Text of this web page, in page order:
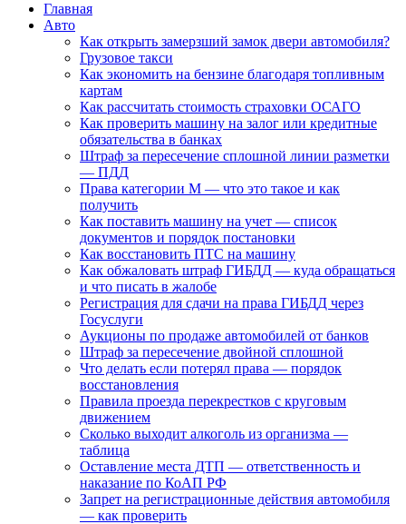
Главная
Авто
Как открыть замерзший замок двери автомобиля?
Грузовое такси
Как экономить на бензине благодаря топливным
картам
Как рассчитать стоимость страховки ОСАГО
Как проверить машину на залог или кредитные
обязательства в банках
Штраф за пересечение сплошной линии разметки
— ПДД
Права категории М — что это такое и как
получить
Как поставить машину на учет — список
документов и порядок постановки
Как восстановить ПТС на машину
Как обжаловать штраф ГИБДД — куда обращаться
и что писать в жалобе
Регистрация для сдачи на права ГИБДД через
Госуслуги
Аукционы по продаже автомобилей от банков
Штраф за пересечение двойной сплошной
Что делать если потерял права — порядок
восстановления
Правила проезда перекрестков с круговым
движением
Сколько выходит алкоголь из организма —
таблица
Оставление места ДТП — ответственность и
наказание по КоАП РФ
Запрет на регистрационные действия автомобиля
— как проверить